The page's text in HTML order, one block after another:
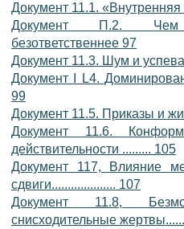
Документ 11.1. «Внутренняя
Документ П.2. Чем
безответственнее 97
Документ 11.3. Шум и
Документ I L4.
99
Документ 11.5. Приказы и
Документ 11.6.
действительности ......... 105
Документ 117, Влияние
сдвиги.................... 107
Документ 11.8,
снисходительные